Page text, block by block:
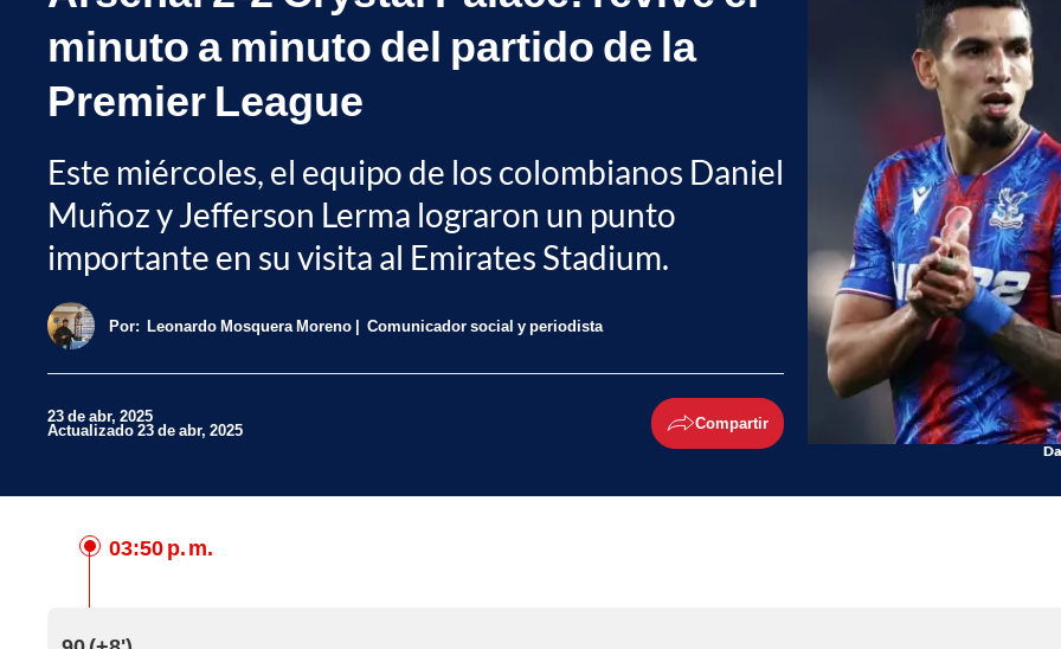
minuto a minuto del partido de la
Premier League
Este miércoles, el equipo de los colombianos Daniel
Muñoz y Jefferson Lerma lograron un punto
importante en su visita al Emirates Stadium.
Por: Leonardo Mosquera Moreno Comunicador social y periodista
23 de abr, 2025
Actualizado 23 de abr, 2025 Compartir
03:50 p. m.